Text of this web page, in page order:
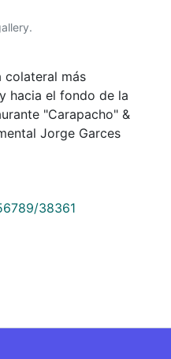
colateral más
hacia el fondo de la
"Carapacho" &
Jorge Garces
38361